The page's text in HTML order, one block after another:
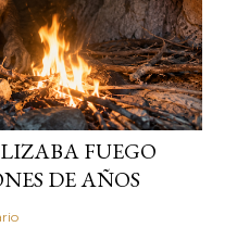
FUEGO
DE AÑOS